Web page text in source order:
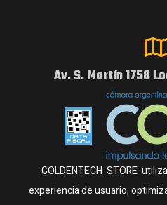
Av. S. Martín 1758
GOLDENTECH STORE
experiencia de usuario,